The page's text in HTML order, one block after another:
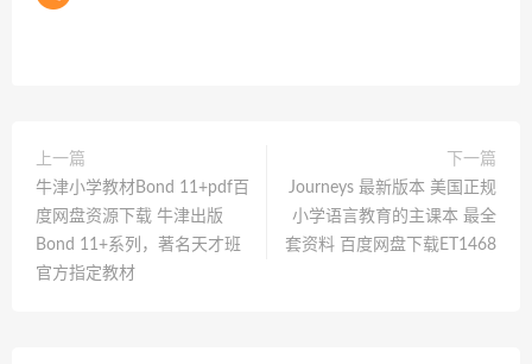
上一篇
牛津小学教材Bond 11+pdf百
度网盘资源下载 牛津出版
Bond 11+系列，著名天才班
官方指定教材
下一篇
Journeys 最新版本 美国正规
小学语言教育的主课本 最全
套资料 百度网盘下载ET1468